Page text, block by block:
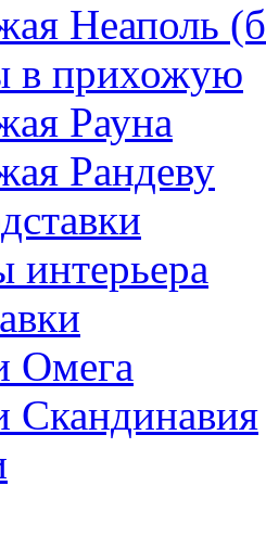
Неаполь
прихожую
Рауна
Рандеву
интерьера
Омега
Скандинавия